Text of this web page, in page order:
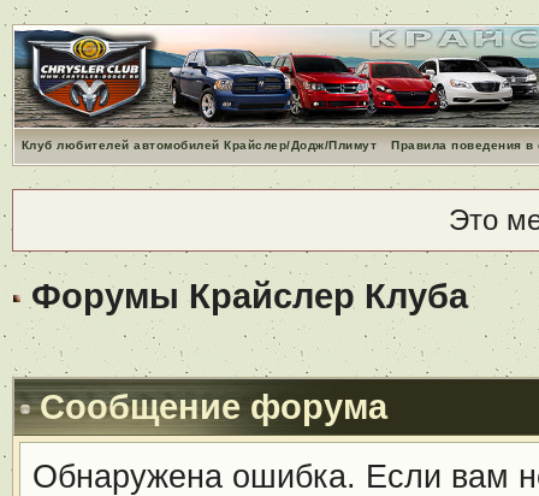
Клуб любителей автомобилей Крайслер/Додж/Плимут Правила поведения
Это
Форумы Крайслер Клуба
Сообщение форума
Обнаружена ошибка. Если вам